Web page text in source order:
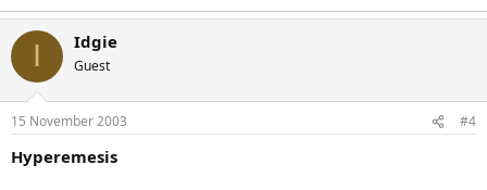
I Idgie
Guest
15 November 2003 #4
Hyperemesis